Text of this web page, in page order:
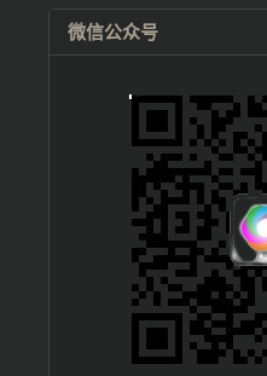
微信公众号